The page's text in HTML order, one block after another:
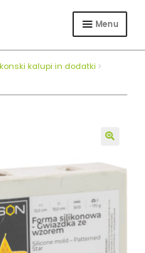
Menu
TRGOVINA
child
O NAS
BLOG
ZAPOSLOVANJE
kalupi in dodatki